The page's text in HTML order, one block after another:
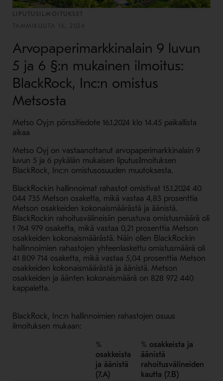
LIPUTUSILMOITUKSET
TAMMIKUUTA 16, 2024
Arvopaperimarkkinalain 9 luvun
5 ja 6 §:n mukainen ilmoitus:
BlackRock, Inc:n omistus
Metsosta
Metso Oyj:n pörssitiedote 16.1.2024 klo 14.45 paikallista
aikaa
Metso Oyj on vastaanottanut arvopaperimarkkinalain 9
luvun 5 ja 6 pykälän mukaisen liputusilmoituksen
BlackRock, Inc:n omistusosuuden muutoksesta.
BlackRockin hallinnoimat rahastot omistivat 15.1.2024 40
044 735 Metson osaketta, mikä vastaa 4,83 prosenttia
Metson osakkeiden kokonaismäärästä ja äänistä.
BlackRockin rahoitusvälineisiin perustuva omistusmäärä oli
1 764 979 osaketta, mikä vastaa 0,21 prosenttia Metson
osakkeiden kokonaismäärästä. Näin ollen BlackRockin
hallinnoimien rahastojen yhteenlaskettu omistusmäärä oli
41 809 714 osaketta, mikä vastaa 5,04 prosenttia Metson
osakkeiden kokonaismäärästä ja äänistä. Metson
osakkeiden ja äänten kokonaismäärä on 828 972 440
kappaletta.
BlackRock, Inc:n hallinnoimien rahastojen osuus
ilmoituksen mukaan:
%
osakkeista
ja äänistä
(7.A)
% osakkeista ja
äänistä
rahoitusvälineiden
kautta (7.B)